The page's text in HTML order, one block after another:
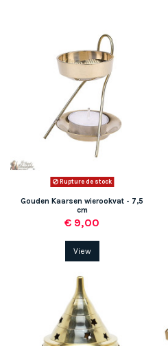
Rupture de stock
Gouden Kaarsen wierookvat - 7,5
cm
€ 9,00
View